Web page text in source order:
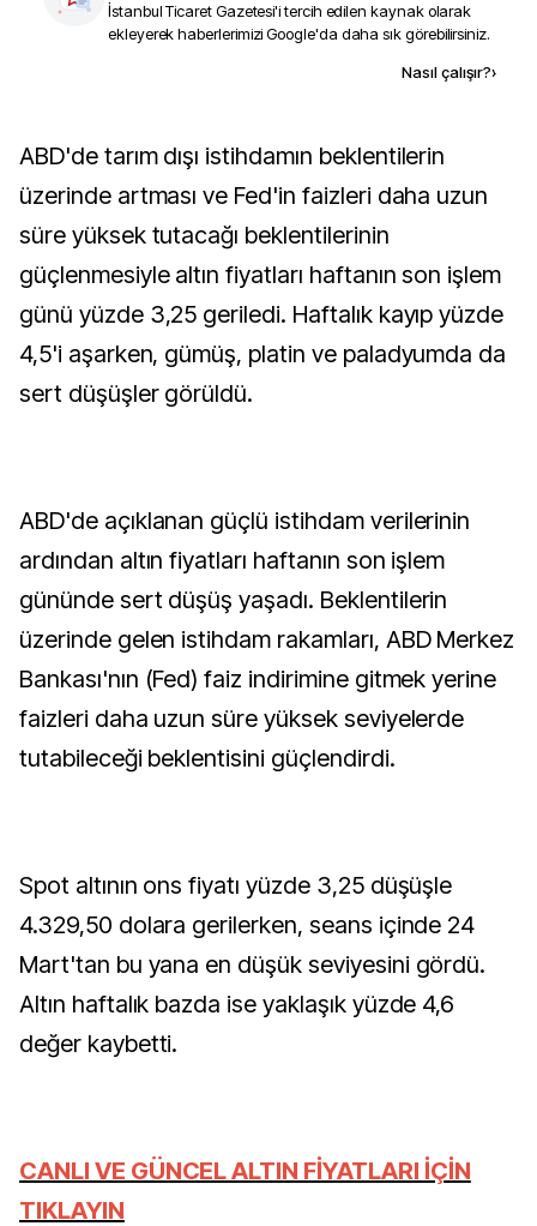
İstanbul Ticaret Gazetesi'i tercih edilen kaynak olarak
ekleyerek haberlerimizi Google'da daha sık görebilirsiniz.
Nasıl çalışır?›
ABD'de tarım dışı istihdamın beklentilerin
üzerinde artması ve Fed'in faizleri daha uzun
süre yüksek tutacağı beklentilerinin
güçlenmesiyle altın fiyatları haftanın son işlem
günü yüzde 3,25 geriledi. Haftalık kayıp yüzde
4,5'i aşarken, gümüş, platin ve paladyumda da
sert düşüşler görüldü.
ABD'de açıklanan güçlü istihdam verilerinin
ardından altın fiyatları haftanın son işlem
gününde sert düşüş yaşadı. Beklentilerin
üzerinde gelen istihdam rakamları, ABD Merkez
Bankası'nın (Fed) faiz indirimine gitmek yerine
faizleri daha uzun süre yüksek seviyelerde
tutabileceği beklentisini güçlendirdi.
Spot altının ons fiyatı yüzde 3,25 düşüşle
4.329,50 dolara gerilerken, seans içinde 24
Mart'tan bu yana en düşük seviyesini gördü.
Altın haftalık bazda ise yaklaşık yüzde 4,6
değer kaybetti.
CANLI VE GÜNCEL ALTIN FİYATLARI İÇİN
TIKLAYIN